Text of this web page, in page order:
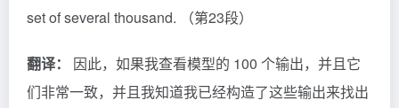
set of several thousand. （第23段）
翻译：
因此，如果我查看模型的 100 个输出，并且它
们非常一致，并且我知道我已经构造了这些输出来找出